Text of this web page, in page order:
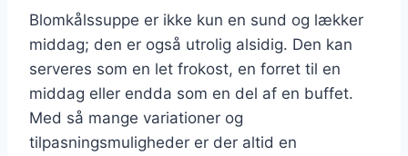
Blomkålssuppe er ikke kun en sund og lækker
middag; den er også utrolig alsidig. Den kan
serveres som en let frokost, en forret til en
middag eller endda som en del af en buffet.
Med så mange variationer og
tilpasningsmuligheder er der altid en